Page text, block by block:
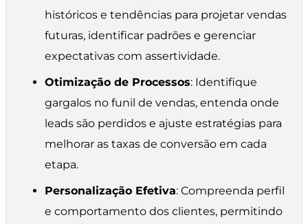
históricos e tendências para projetar vendas
futuras, identificar padrões e gerenciar
expectativas com assertividade.
Otimização de Processos: Identifique
gargalos no funil de vendas, entenda onde
leads são perdidos e ajuste estratégias para
melhorar as taxas de conversão em cada
etapa.
Personalização Efetiva: Compreenda perfil
e comportamento dos clientes, permitindo